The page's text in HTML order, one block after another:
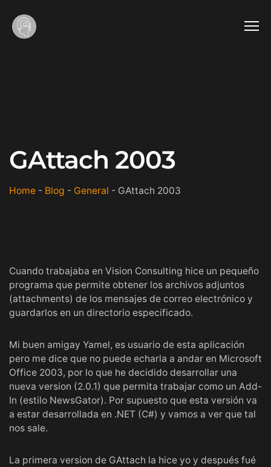
GAttach 2003
Home - Blog - General - GAttach 2003
Cuando trabajaba en Vision Consulting hice un pequeño
programa que permite obtener los archivos adjuntos
(attachments) de los mensajes de correo electrónico y
guardarlos en un directorio especificado.
Mi buen amigay Yamel, es usuario de esta aplicación
pero me dice que no puede echarla a andar en Microsoft
Office 2003, por lo que he decidido desarrollar una
nueva version (2.0.1) que permita trabajar como un Add-
In (estilo NewsGator). Por supuesto que esta versión va
a estar desarrollada en .NET (C#) y vamos a ver que tal
nos sale.
La primera version de GAttach la hice yo y después fué